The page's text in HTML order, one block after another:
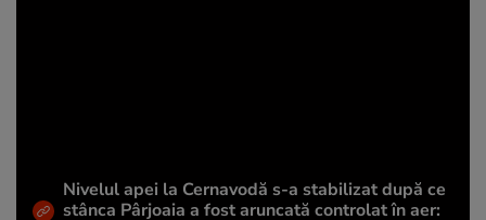
Nivelul apei la Cernavodă s-a stabilizat după ce
stânca Pârjoaia a fost aruncată controlat în aer: